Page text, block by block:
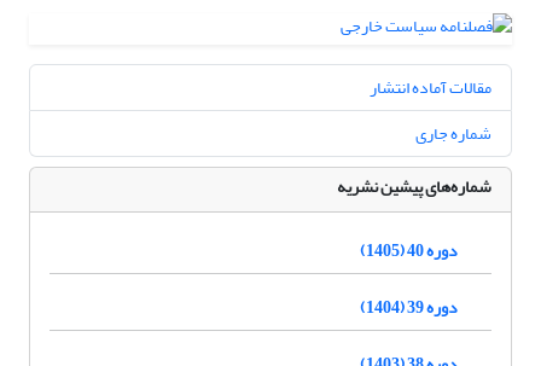
مقالات آماده انتشار
شماره جاری
شماره‌های پیشین نشریه
دوره 40 (1405)
دوره 39 (1404)